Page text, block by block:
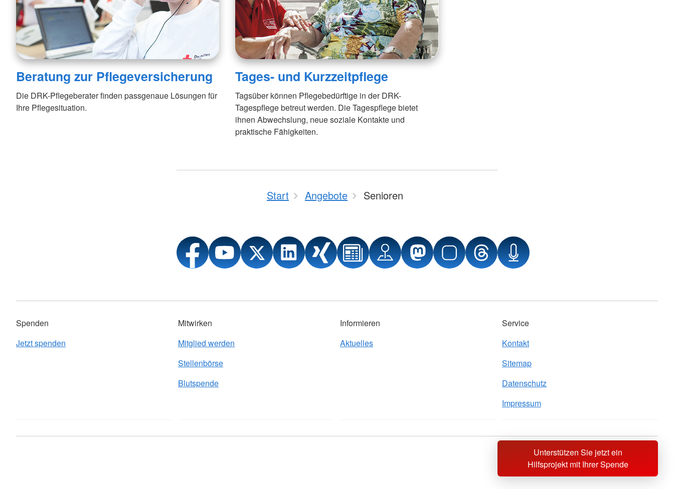
Beratung zur Pflegeversicherung
Die DRK-Pflegeberater finden passgenaue Lösungen für
Ihre Pflegesituation.
Tages- und Kurzzeitpflege
Tagsüber können Pflegebedürftige in der DRK-
Tagespflege betreut werden. Die Tagespflege bietet
ihnen Abwechslung, neue soziale Kontakte und
praktische Fähigkeiten.
Unterstützen Sie jetzt ein
Hilfsprojekt mit Ihrer Spende
Start Angebote Senioren
Spenden
Jetzt spenden
Mitwirken
Mitglied werden
Stellenbörse
Blutspende
Informieren
Aktuelles
Service
Kontakt
Sitemap
Datenschutz
Impressum
Sprache wechseln zu